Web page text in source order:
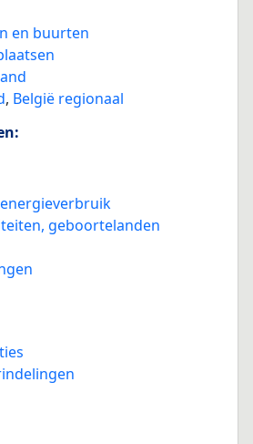
en buurten
, België regionaal
geboortelanden